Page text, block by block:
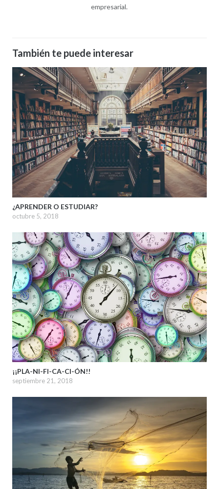
empresarial.
También te puede interesar
¿APRENDER O ESTUDIAR?
octubre 5, 2018
¡¡PLA-NI-FI-CA-CI-ÓN!!
septiembre 21, 2018